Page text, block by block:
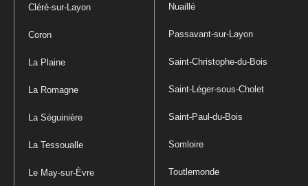
Cléré-sur-Layon
Coron
La Plaine
La Romagne
La Séguinière
La Tessoualle
Le May-sur-Èvre
Nuaillé
Passavant-sur-Layon
Saint-Christophe-du-Bois
Saint-Léger-sous-Cholet
Saint-Paul-du-Bois
Somloire
Toutlemonde